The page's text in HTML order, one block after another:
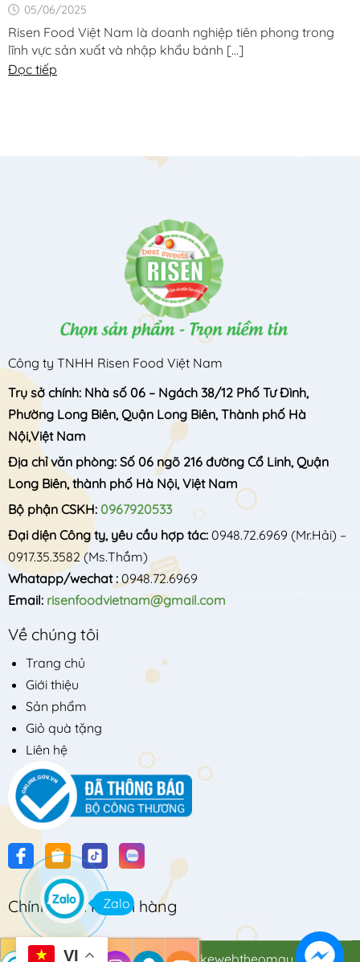
05/06/2025
Risen Food Việt Nam là doanh nghiệp tiên phong trong
lĩnh vực sản xuất và nhập khẩu bánh [...]
Đọc tiếp
Công ty TNHH Risen Food Việt Nam
Trụ sở chính: Nhà số 06 – Ngách 38/12 Phố Tư Đình,
Phường Long Biên, Quận Long Biên, Thành phố Hà
Nội,Việt Nam
Địa chỉ văn phòng: Số 06 ngõ 216 đường Cổ Linh, Quận
Long Biên, thành phố Hà Nội, Việt Nam
Bộ phận CSKH: 0967920533
Đại diện Công ty, yêu cầu hợp tác: 0948.72.6969 (Mr.Hải) –
0917.35.3582(Ms.Thắm)
Whatapp/wechat : 0948.72.6969
Email: risenfoodvietnam@gmail.com
Về chúng tôi
Trang chủ
Giới thiệu
Sản phẩm
Giỏ quà tặng
Liên hệ
Chính sách khách hàng
© Bản quyền thuộc vềThietkewebtheomau.com
VI
Zalo